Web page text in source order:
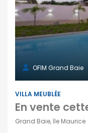
OFIM Grand Baie
VILLA MEUBLÉE
Grand Baie, île Maurice